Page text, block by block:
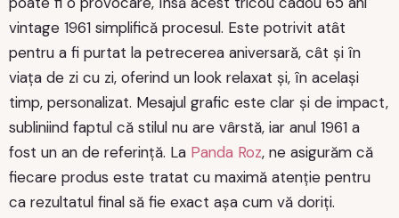
vintage 1961 simplifică procesul. Este potrivit atât
pentru a fi purtat la petrecerea aniversară, cât și în
viața de zi cu zi, oferind un look relaxat și, în același
timp, personalizat. Mesajul grafic este clar și de impact,
subliniind faptul că stilul nu are vârstă, iar anul 1961 a
fost un an de referință. La Panda Roz, ne asigurăm că
fiecare produs este tratat cu maximă atenție pentru
ca rezultatul final să fie exact așa cum vă doriți.